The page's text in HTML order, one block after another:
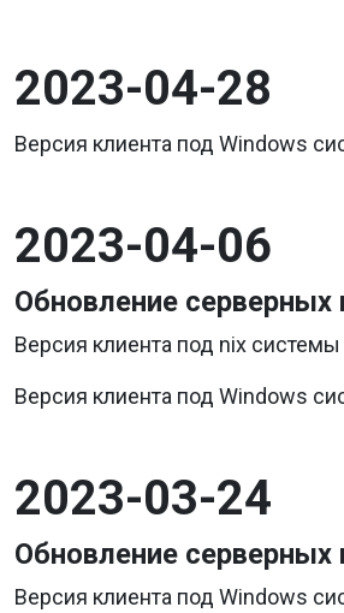
2023-04-28
Версия клиента под Windows
2023-04-06
Обновление серверных
Версия клиента под nix системы
Версия клиента под Windows
2023-03-24
Обновление серверных
Версия клиента под Windows